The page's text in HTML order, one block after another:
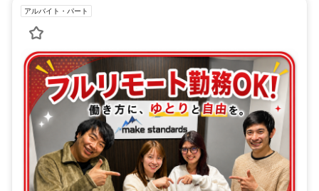
アルバイト・パート